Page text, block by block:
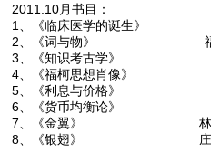
2011.10月书目：
1、《临床医学的诞生
2、《词与物》 福
3、《知识考古学》
4、《福柯思想肖像》
5、《利息与价格》 魏
6、《货币均衡论》 米
7、《金翼》 林
8、《银翅》 庄